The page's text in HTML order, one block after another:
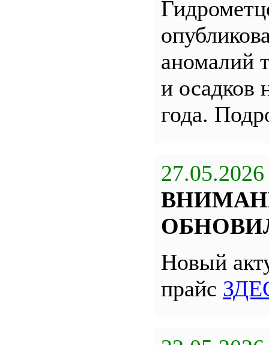
аномалий
и осадков
года.
27.05.2026
Новый
прайс